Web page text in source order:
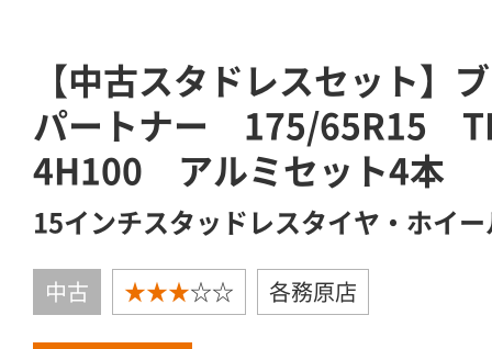
【中古スタドレスセット】
パートナー 175/65R15
4H100 アルミセット4本
15インチスタッドレスタイヤ・ホイ
中古 ★★★☆☆ 各務原店